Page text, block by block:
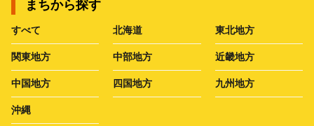
まちから探す
すべて 北海道 東北地方
関東地方 中部地方 近畿地方
中国地方 四国地方 九州地方
沖縄